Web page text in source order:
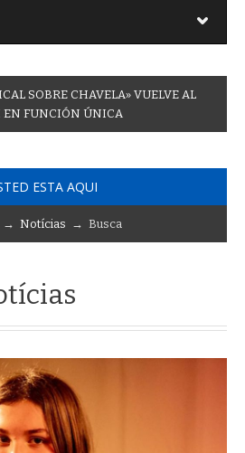
CAL SOBRE CHAVELA» VUELVE AL
EN FUNCIÓN ÚNICA
ESTA AQUI
→ Notícias → Busca